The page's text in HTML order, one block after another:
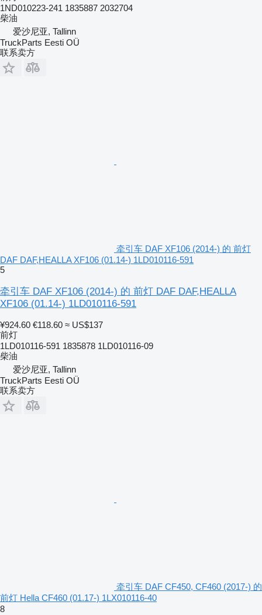
1ND010223-241 1835887 2032704
柴油
爱沙尼亚, Tallinn
TruckParts Eesti OÜ
联系卖方
牵引车 DAF XF106 (2014-) 的 前灯
DAF DAF,HEALLA XF106 (01.14-) 1LD010116-591
5
牵引车 DAF XF106 (2014-) 的 前灯 DAF DAF,HEALLA
XF106 (01.14-) 1LD010116-591
¥924.60 €118.60 ≈ US$137
前灯
1LD010116-591 1835878 1LD010116-09
柴油
爱沙尼亚, Tallinn
TruckParts Eesti OÜ
联系卖方
牵引车 DAF CF450, CF460 (2017-) 的
前灯 Hella CF460 (01.17-) 1LX010116-40
8